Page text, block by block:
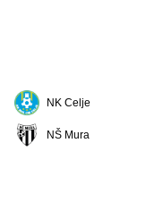
NK Celje
NŠ Mura